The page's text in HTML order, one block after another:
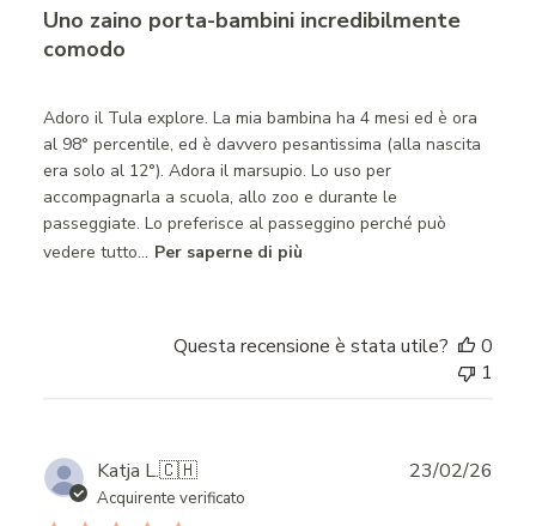
Uno zaino porta-bambini incredibilmente
comodo
Adoro il Tula explore. La mia bambina ha 4 mesi ed è ora
al 98° percentile, ed è davvero pesantissima (alla nascita
era solo al 12°). Adora il marsupio. Lo uso per
accompagnarla a scuola, allo zoo e durante le
passeggiate. Lo preferisce al passeggino perché può
vedere tutto... Per saperne di più
Questa recensione è stata utile?
0
1
Katja L.🇨🇭
Acquirente verificato
23/02/26